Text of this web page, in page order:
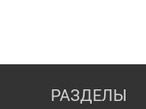
РАЗДЕЛЫ